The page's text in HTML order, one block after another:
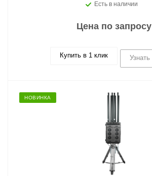
Есть в наличии
Цена по запросу
Купить в 1 клик Узнать
НОВИНКА